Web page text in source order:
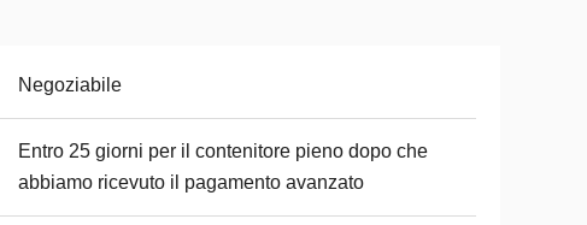
Negoziabile
Entro 25 giorni per il contenitore pieno dopo che
abbiamo ricevuto il pagamento avanzato